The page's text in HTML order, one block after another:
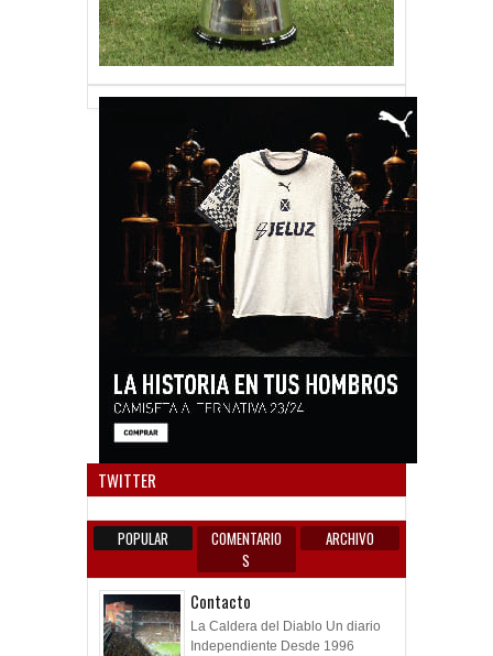
TWITTER
POPULAR
COMENTARIO
S
ARCHIVO
Contacto
La Caldera del Diablo Un diario
Independiente Desde 1996